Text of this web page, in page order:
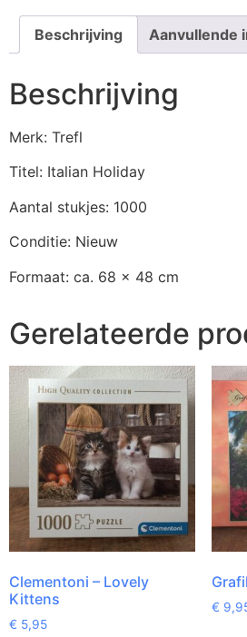
Beschrijving Aanvullende
Beschrijving
Merk: Trefl
Titel: Italian Holiday
Aantal stukjes: 1000
Conditie: Nieuw
Formaat: ca. 68 x 48 cm
Gerelateerde
Clementoni – Lovely
Kittens
€ 5,95
€